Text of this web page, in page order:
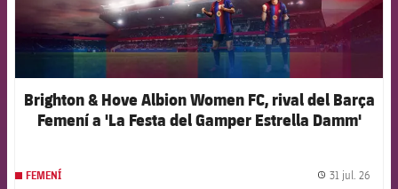
Brighton & Hove Albion Women FC, rival del Barça
Femení a 'La Festa del Gamper Estrella Damm'
FEMENÍ 31 jul. 26